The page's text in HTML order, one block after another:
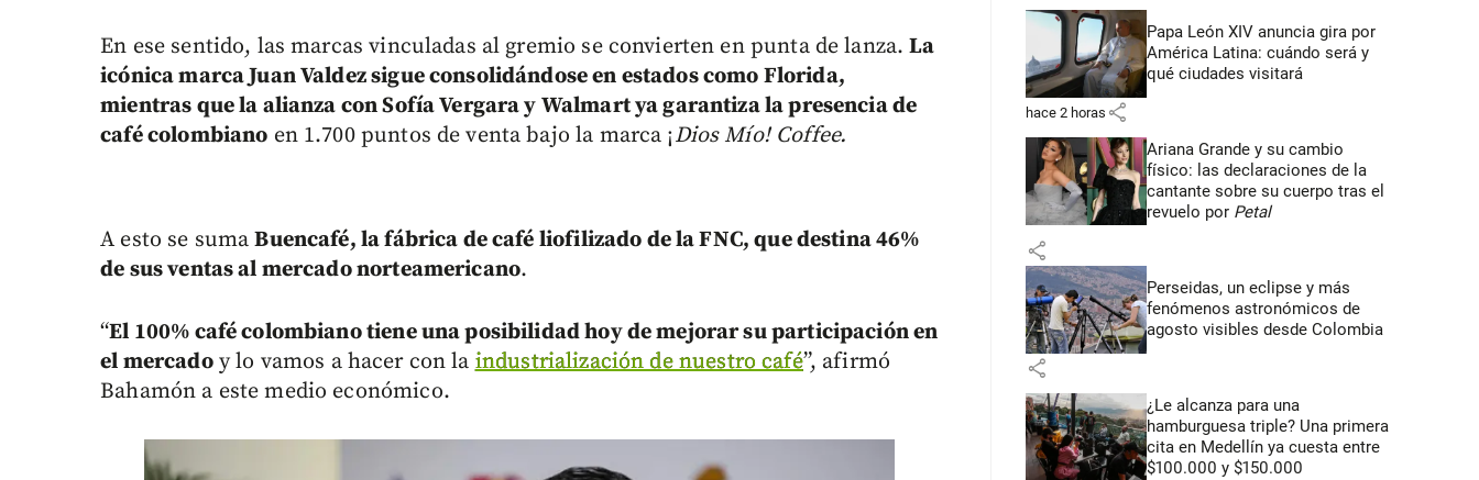
En ese sentido, las marcas vinculadas al gremio se convierten en punta de lanza.La
icónica marca Juan Valdez sigue consolidándose en estados como Florida,
mientras que la alianza con Sofía Vergara y Walmart ya garantiza la presencia de
café colombiano en 1.700 puntos de venta bajo la marca ¡Dios Mío! Coffee.
A esto se sumaBuencafé, la fábrica de café liofilizado de la FNC, que destina 46%
de sus ventas al mercado norteamericano.
“El 100% café colombiano tiene una posibilidad hoy de mejorar su participación en
el mercadoy lo vamos a hacer con laindustrialización de nuestro café”, afirmó
Bahamón a este medio económico.
Papa León XIV anuncia gira por
América Latina: cuándo será y
qué ciudades visitará
hace 2 horas share
Ariana Grande y su cambio
físico: las declaraciones de la
cantante sobre su cuerpo tras el
revuelo por Petal
share
Perseidas, un eclipse y más
fenómenos astronómicos de
agosto visibles desde Colombia
share
¿Le alcanza para una
hamburguesa triple? Una primera
cita en Medellín ya cuesta entre
$100.000 y $150.000